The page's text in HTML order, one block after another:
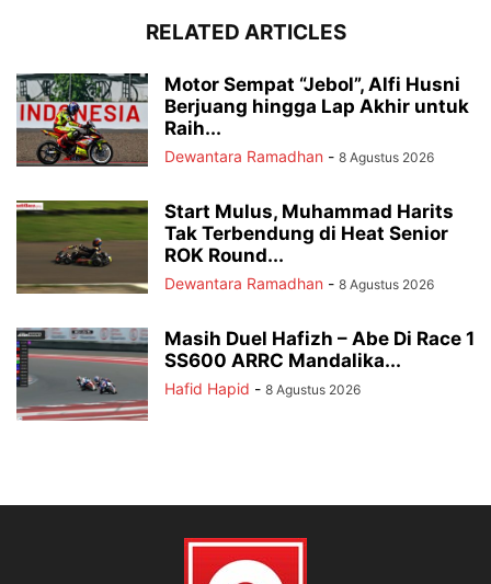
RELATED ARTICLES
Motor Sempat “Jebol”, Alfi Husni
Berjuang hingga Lap Akhir untuk
Raih...
Dewantara Ramadhan - 8 Agustus 2026
Start Mulus, Muhammad Harits
Tak Terbendung di Heat Senior
ROK Round...
Dewantara Ramadhan - 8 Agustus 2026
Masih Duel Hafizh – Abe Di Race 1
SS600 ARRC Mandalika...
Hafid Hapid - 8 Agustus 2026